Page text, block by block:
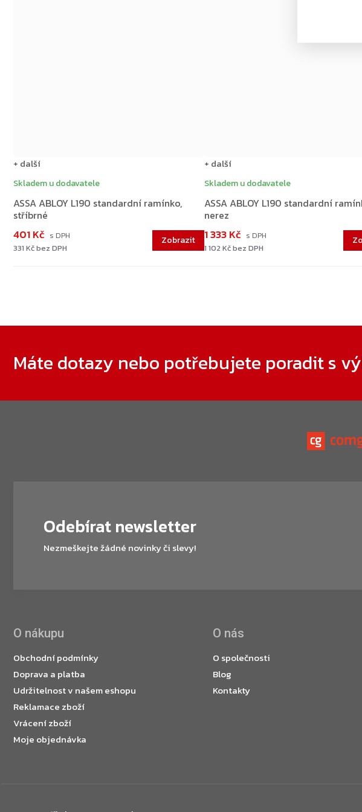
ASSA ABLOY L190 standardní ramínko,
stříbrné
Skladem u dodavatele
331 Kč bez DPH
401 Kč
+ další
ASSA ABLOY L190 standardní
nerez
Skladem u dodavatele
1 102 Kč bez DPH
1 333 Kč
+ další
Máte dotazy nebo potřebujete poradit s
Odebírat newsletter
Nezmeškejte žádné novinky či slevy!
O nákupu
Obchodní podmínky
Doprava a platba
Udržitelnost v našem eshopu
Reklamace zboží
Vrácení zboží
Moje objednávka
O nás
O společnosti
Blog
Kontakty